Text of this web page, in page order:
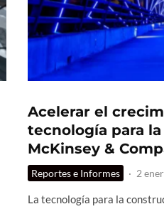
Acelerar el
tecnología para
McKinsey &
Reportes e Informes · 2
La tecnología para la